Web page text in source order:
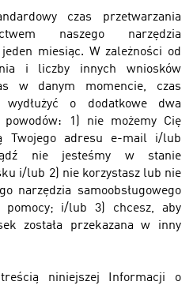
czas przetwarzania
naszego narzędzia
miesiąc. W zależności od
i liczby innych wniosków
w danym momencie, czas
o dodatkowe dwa
powodów: 1) nie możemy Cię
Twojego adresu e-mail i/lub
nie jesteśmy w stanie
i/lub 2) nie korzystasz lub nie
narzędzia samoobsługowego
pomocy; i/lub 3) chcesz, aby
została przekazana w inny
niniejszej Informacji o